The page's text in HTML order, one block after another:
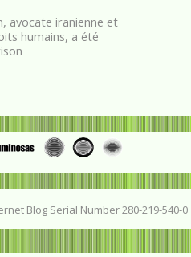
avocate iranienne et
humains, a été